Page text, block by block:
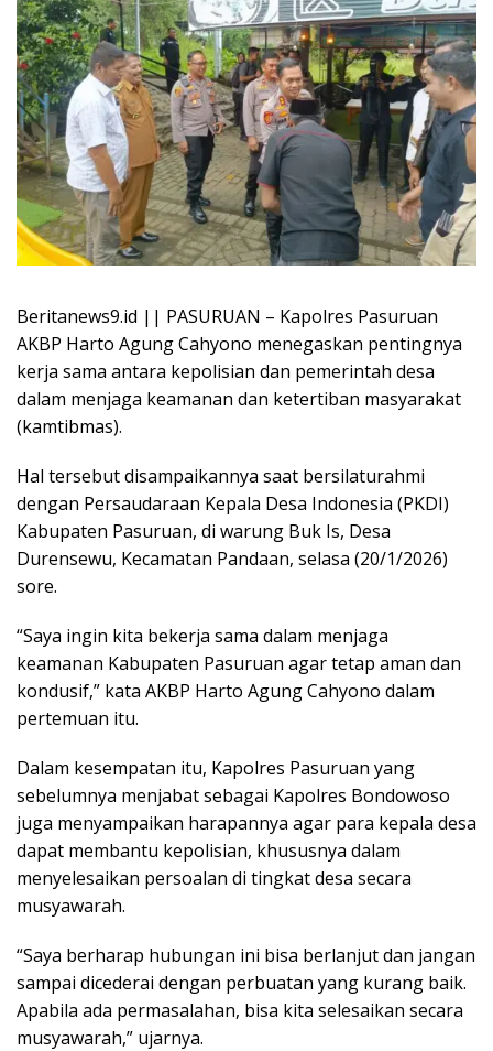
Beritanews9.id || PASURUAN – Kapolres Pasuruan
AKBP Harto Agung Cahyono menegaskan pentingnya
kerja sama antara kepolisian dan pemerintah desa
dalam menjaga keamanan dan ketertiban masyarakat
(kamtibmas).
Hal tersebut disampaikannya saat bersilaturahmi
dengan Persaudaraan Kepala Desa Indonesia (PKDI)
Kabupaten Pasuruan, di warung Buk Is, Desa
Durensewu, Kecamatan Pandaan, selasa (20/1/2026)
sore.
“Saya ingin kita bekerja sama dalam menjaga
keamanan Kabupaten Pasuruan agar tetap aman dan
kondusif,” kata AKBP Harto Agung Cahyono dalam
pertemuan itu.
Dalam kesempatan itu, Kapolres Pasuruan yang
sebelumnya menjabat sebagai Kapolres Bondowoso
juga menyampaikan harapannya agar para kepala desa
dapat membantu kepolisian, khususnya dalam
menyelesaikan persoalan di tingkat desa secara
musyawarah.
“Saya berharap hubungan ini bisa berlanjut dan jangan
sampai dicederai dengan perbuatan yang kurang baik.
Apabila ada permasalahan, bisa kita selesaikan secara
musyawarah,” ujarnya.